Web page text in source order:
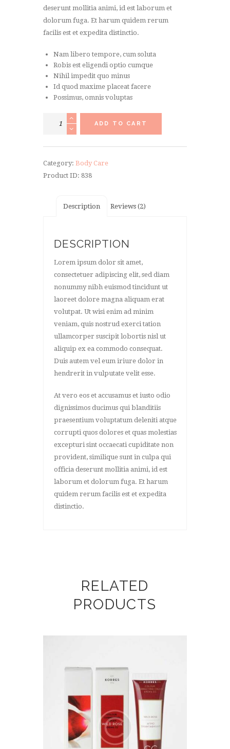
deserunt mollitia animi, id est laborum et
dolorum fuga. Et harum quidem rerum
facilis est et expedita distinctio.
Nam libero tempore, cum soluta
Robis est eligendi optio cumque
Nihil impedit quo minus
Id quod maxime placeat facere
Possimus, omnis voluptas
Therapeutic
ADD TO CART
Category: Body Care
Product ID: 838
Description Reviews (2)
DESCRIPTION
Lorem ipsum dolor sit amet,
consectetuer adipiscing elit, sed diam
nonummy nibh euismod tincidunt ut
laoreet dolore magna aliquam erat
volutpat. Ut wisi enim ad minim
veniam, quis nostrud exerci tation
ullamcorper suscipit lobortis nisl ut
aliquip ex ea commodo consequat.
Duis autem vel eum iriure dolor in
hendrerit in vulputate velit esse.
At vero eos et accusamus et iusto odio
dignissimos ducimus qui blanditiis
praesentium voluptatum deleniti atque
corrupti quos dolores et quas molestias
excepturi sint occaecati cupiditate non
provident, similique sunt in culpa qui
officia deserunt mollitia animi, id est
laborum et dolorum fuga. Et harum
quidem rerum facilis est et expedita
distinctio.
RELATED
PRODUCTS